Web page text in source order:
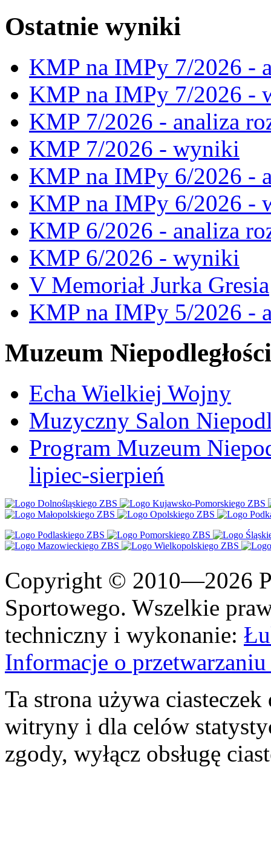
Ostatnie wyniki
KMP na IMPy 7/2026 -
KMP na IMPy 7/2026 -
KMP 7/2026 - analiza
KMP 7/2026 - wyniki
KMP na IMPy 6/2026 -
KMP na IMPy 6/2026 -
KMP 6/2026 - analiza
KMP 6/2026 - wyniki
V Memoriał Jurka Gresia
KMP na IMPy 5/2026 -
Muzeum Niepodległości
Echa Wielkiej Wojny
Muzyczny Salon
Program Muzeum
lipiec-sierpień
Copyright © 2010—2026
Sportowego. Wszelkie
techniczny i wykonanie:
Informacje o
Ta strona używa
witryny i dla celów
zgody, wyłącz obsługę